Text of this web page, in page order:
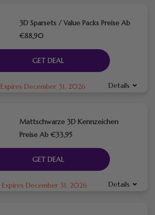
3D Sparsets / Value Packs Preise Ab
€88,90
GET DEAL
Expires December 31, 2026 Details
Mattschwarze 3D Kennzeichen
Preise Ab €33,95
GET DEAL
Expires December 31, 2026 Details